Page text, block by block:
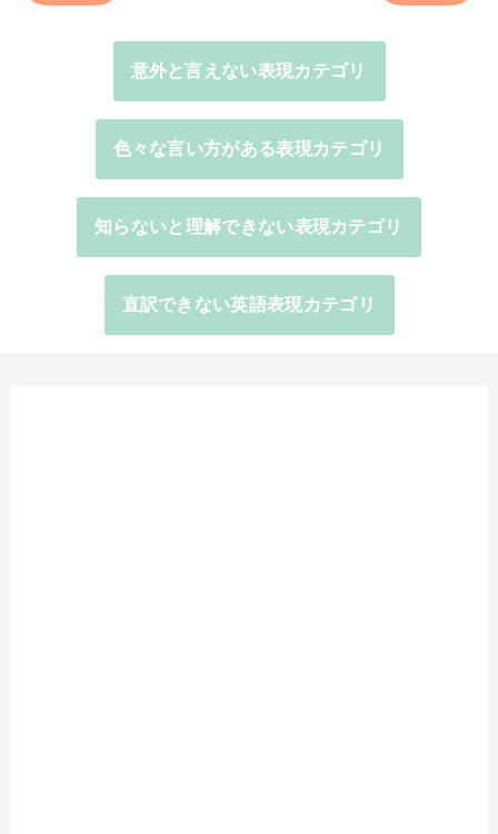
意外と言えない表現カテゴリ
色々な言い方がある表現カテゴリ
知らないと理解できない表現カテゴリ
直訳できない英語表現カテゴリ